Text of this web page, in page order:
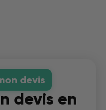
devis
devis en